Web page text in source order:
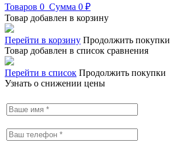
Товаров 0 Сумма 0 ₽
Товар добавлен в корзину
Перейти в корзину Продолжить покупки
Товар добавлен в список сравнения
Перейти в список Продолжить покупки
Узнать о снижении цены